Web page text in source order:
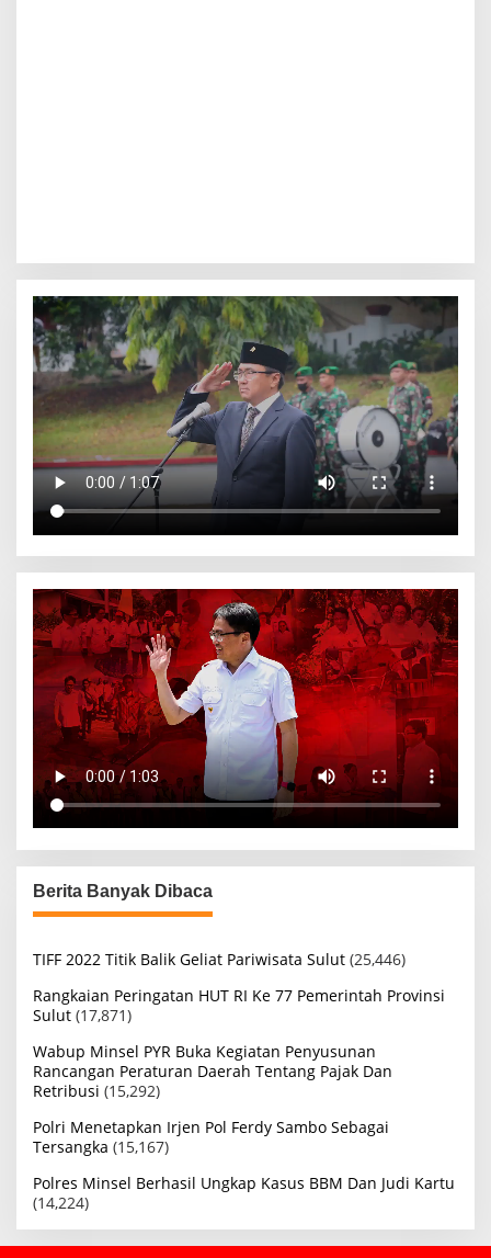
Berita Banyak Dibaca
TIFF 2022 Titik Balik Geliat Pariwisata Sulut (25,446)
Rangkaian Peringatan HUT RI Ke 77 Pemerintah Provinsi
Sulut (17,871)
Wabup Minsel PYR Buka Kegiatan Penyusunan
Rancangan Peraturan Daerah Tentang Pajak Dan
Retribusi (15,292)
Polri Menetapkan Irjen Pol Ferdy Sambo Sebagai
Tersangka (15,167)
Polres Minsel Berhasil Ungkap Kasus BBM Dan Judi Kartu
(14,224)